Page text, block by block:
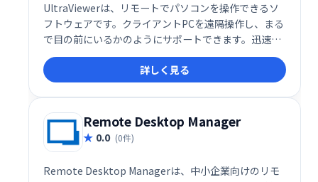
UltraViewerは、リモートでパソコンを操作できるソ
フトウェアです。クライアントPCを遠隔操作し、まる
で目の前にいるかのようにサポートできます。迅速か
つ容易なリモートアクセスを実現し、ITサポートや遠
隔操作が必要な場面で威力を発揮します。
詳しく見る
Remote Desktop Manager
0.0 (0件)
Remote Desktop Managerは、中小企業向けのリモ